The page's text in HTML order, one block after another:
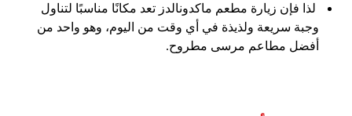
لذا فإن زيارة مطعم ماكدونالدز تعد مكانًا مناسبًا لتناول
وجبة سريعة ولذيذة في أي وقت من اليوم، وهو واحد من
أفضل مطاعم مرسى مطروح.